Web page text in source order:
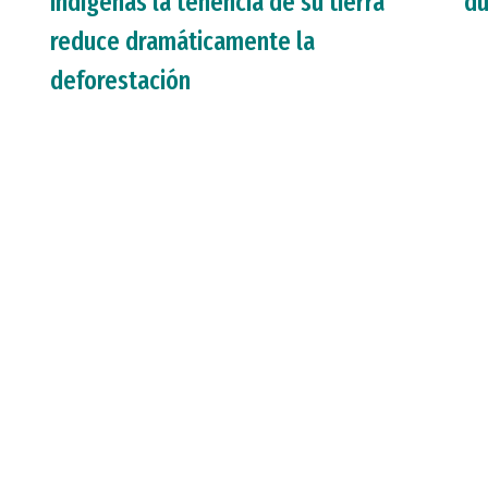
reduce dramáticamente la
deforestación